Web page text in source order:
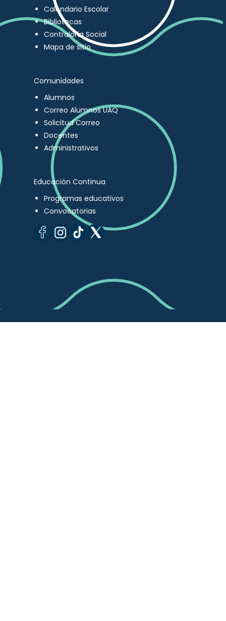
Calendario Escolar
Bibliotecas
Contraloría Social
Mapa de sitio
Comunidades
Alumnos
Correo Alumnos UAQ
Solicitud Correo
Docentes
Administrativos
Educación Continua
Programas educativos
Convocatorias